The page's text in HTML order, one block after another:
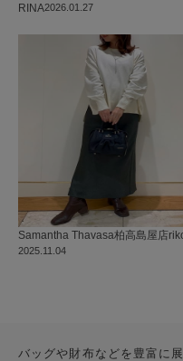
2026.01.27
RINA
2025.11.04
Samantha Thavasa柏高島屋店
バッグや財布などを豊富に